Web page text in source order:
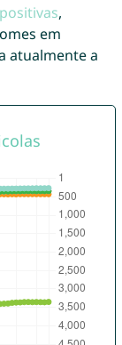
,
em
atualmente a